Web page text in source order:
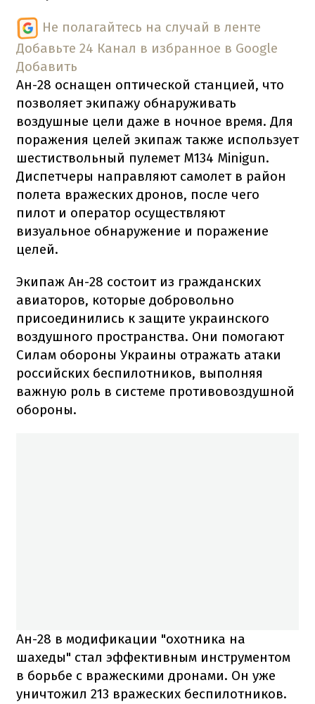
Не полагайтесь на случай в ленте
Добавьте 24 Канал в избранное в Google
Добавить
Ан-28 оснащен оптической станцией, что
позволяет экипажу обнаруживать
воздушные цели даже в ночное время. Для
поражения целей экипаж также использует
шестиствольный пулемет M134 Minigun.
Диспетчеры направляют самолет в район
полета вражеских дронов, после чего
пилот и оператор осуществляют
визуальное обнаружение и поражение
целей.
Экипаж Ан-28 состоит из гражданских
авиаторов, которые добровольно
присоединились к защите украинского
воздушного пространства. Они помогают
Силам обороны Украины отражать атаки
российских беспилотников, выполняя
важную роль в системе противовоздушной
обороны.
Ан-28 в модификации "охотника на
шахеды" стал эффективным инструментом
в борьбе с вражескими дронами. Он уже
уничтожил 213 вражеских беспилотников.